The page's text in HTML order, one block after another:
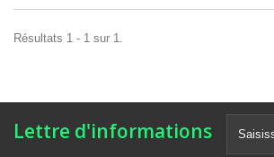
Résultats 1 - 1 sur 1.
Lettre d'informations